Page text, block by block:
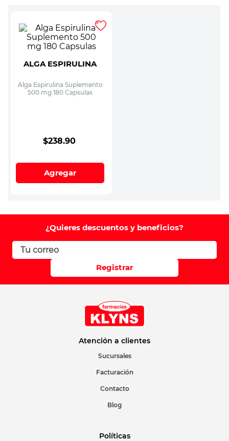
ALGA ESPIRULINA
Alga Espirulina Suplemento
500 mg 180 Capsulas
$238.90
Agregar
¿Quieres descuentos y beneficios?
Registrar
Atención a clientes
Sucursales
Facturación
Contacto
Blog
Políticas